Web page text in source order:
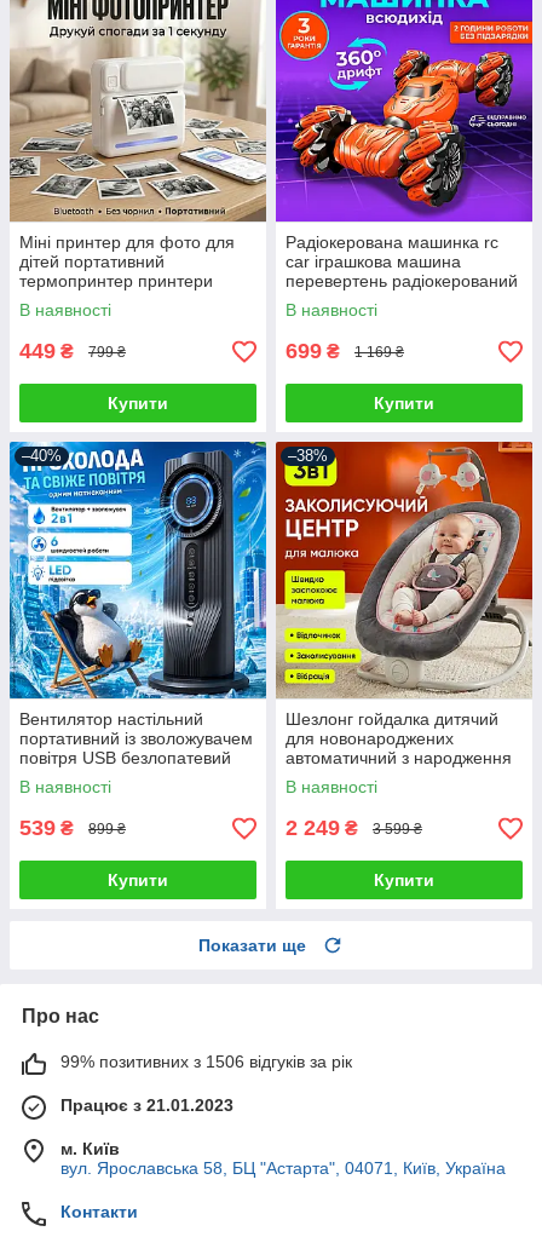
Міні принтер для фото для
дітей портативний
термопринтер принтери
дитячий мініпринтер
безпроводний фотопринтер
термопринтери
В наявності
449 ₴ 799 ₴
Купити
Радіокерована машинка rc
car іграшкова машина
перевертень радіокерований
автомобіль для дітей трюкова
з жестовим браслетом
В наявності
699 ₴ 1 169 ₴
Купити
–40%
Вентилятор настільний
портативний із зволожувачем
повітря USB безлопатевий
охолоджувач персональний
міні кондиціонер LED
підсвітка
В наявності
539 ₴ 899 ₴
Купити
–38%
Шезлонг гойдалка дитячий
для новонароджених
автоматичний з народження
до 15 кг заколисуючий центр
складний ремені безпеки
В наявності
2 249 ₴ 3 599 ₴
Купити
Показати ще
Про нас
99% позитивних з 1506 відгуків за рік
Працює з 21.01.2023
м. Київ
вул. Ярославська 58, БЦ "Астарта", 04071, Київ, Україна
Контакти